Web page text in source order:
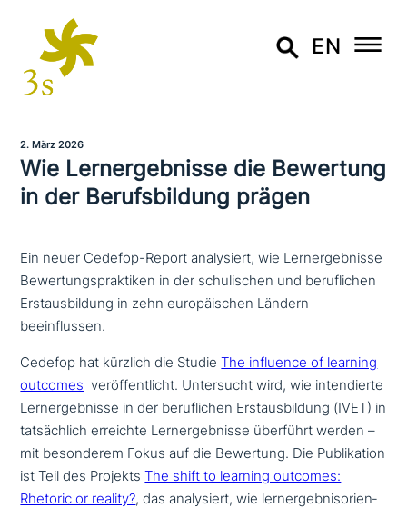
EN
2. März 2026
Wie Lernergebnisse die Bewertung
in der Berufsbildung prägen
Ein neuer Cedefop-Report analysiert, wie Lernergebnisse
Bewertungspraktiken in der schulischen und beruflichen
Erstausbildung in zehn europäischen Ländern
beeinflussen.
Cedefop hat kürzlich die StudieThe influence of learning
outcomes ver­öf­fent­licht. Untersucht wird, wie inten­dier­te
Lernergebnisse in der beruf­li­chen Erstausbildung (IVET) in
tat­säch­lich erreichte Lernergebnisse überführt werden –
mit beson­de­rem Fokus auf die Bewertung. Die Publikation
ist Teil des ProjektsThe shift to learning outcomes:
Rhetoric or reality?, das ana­ly­siert, wie lern­ergeb­nis­ori­en­